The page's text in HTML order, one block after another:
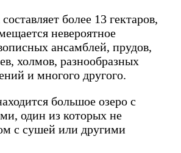
более 13 гектаров,
невероятное
ансамблей, прудов,
холмов, разнообразных
и многого другого.
большое озеро с
один из которых не
с сушей или другими